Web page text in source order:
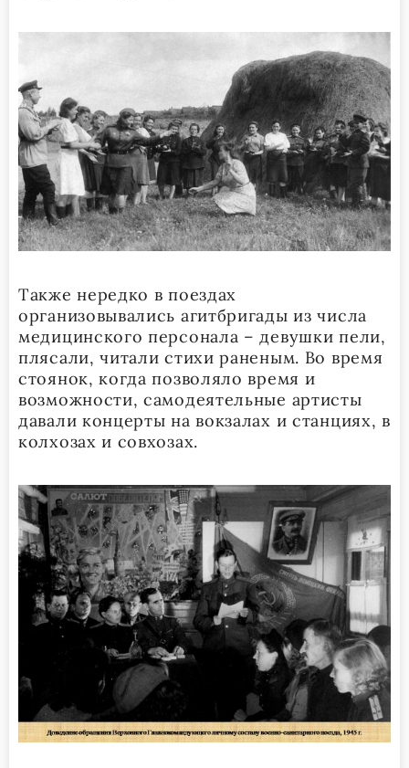
Также нередко в поездах
организовывались агитбригады из числа
медицинского персонала – девушки пели,
плясали, читали стихи раненым. Во время
стоянок, когда позволяло время и
возможности, самодеятельные артисты
давали концерты на вокзалах и станциях, в
колхозах и совхозах.